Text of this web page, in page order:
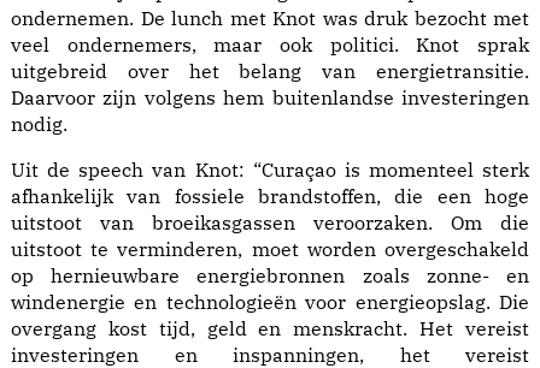
ondernemen. De lunch met Knot was druk bezocht met
veel ondernemers, maar ook politici. Knot sprak
uitgebreid over het belang van energietransitie.
Daarvoor zijn volgens hem buitenlandse investeringen
nodig.
Uit de speech van Knot: “Curaçao is momenteel sterk
afhankelijk van fossiele brandstoffen, die een hoge
uitstoot van broeikasgassen veroorzaken. Om die
uitstoot te verminderen, moet worden overgeschakeld
op hernieuwbare energiebronnen zoals zonne- en
windenergie en technologieën voor energieopslag. Die
overgang kost tijd, geld en menskracht. Het vereist
investeringen en inspanningen, het vereist